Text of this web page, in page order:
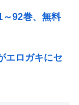
～92巻、無料
エロガキにセ